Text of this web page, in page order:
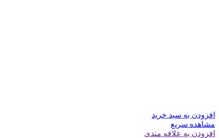
افزودن به سبد خرید
مشاهده سریع
افزودن به علاقه مندی